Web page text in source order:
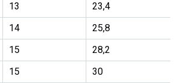
13
23,4
14
25,8
15
28,2
15 30